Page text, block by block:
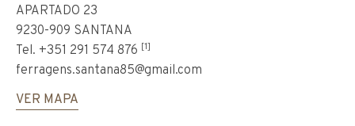
APARTADO 23
9230-909 SANTANA
Tel. +351 291 574 876 [1]
ferragens.santana85@gmail.com
VER MAPA